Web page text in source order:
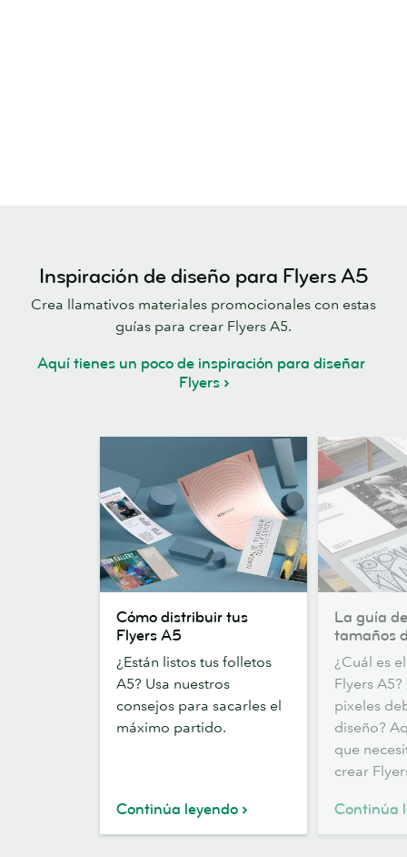
Inspiración de diseño para Flyers A5
Crea llamativos materiales promocionales con estas
guías para crear Flyers A5.
Aquí tienes un poco de inspiración para diseñar
Flyers
distribuir
tus
Flyers
A5
Cómo distribuir tus
Flyers A5
¿Están listos tus folletos
A5? Usa nuestros
consejos para sacarles el
máximo partido.
Continúa leyendo
guía
definitiva
para
tamaños
Flyers
La guía
tamaños
¿Cuál es
Flyers
pixeles
diseño?
que
crear
Continúa